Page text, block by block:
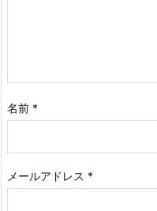
名前 *
メールアドレス *